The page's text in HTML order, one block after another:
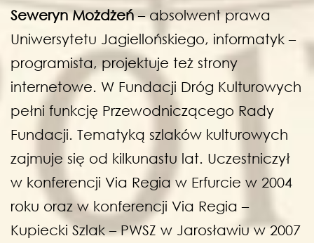
Seweryn Możdżeń– absolwent prawa
Uniwersytetu Jagiellońskiego, informatyk –
programista, projektuje też strony
internetowe. W Fundacji Dróg Kulturowych
pełni funkcję Przewodniczącego Rady
Fundacji. Tematyką szlaków kulturowych
zajmuje się od kilkunastu lat. Uczestniczył
w konferencji Via Regia w Erfurcie w 2004
roku oraz w konferencji Via Regia –
Kupiecki Szlak – PWSZ w Jarosławiu w 2007